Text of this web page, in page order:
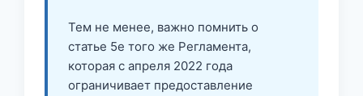
Тем не менее, важно помнить о
статье 5e того же Регламента,
которая с апреля 2022 года
ограничивает предоставление